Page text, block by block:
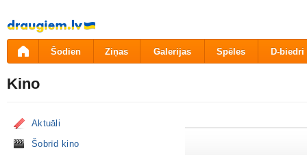
Pāriet
uz
saturu
Šodien Ziņas Galerijas Spēles D-biedri
Kino
Aktuāli
Šobrīd kino